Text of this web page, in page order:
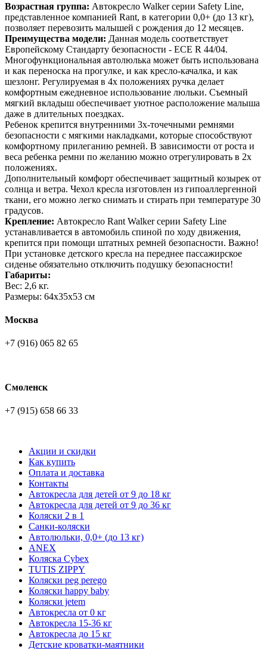
Возрастная группа: Автокресло Walker серии Safety Line,
представленное компанией Rant, в категории 0,0+ (до 13 кг),
позволяет перевозить малышей с рождения до 12 месяцев.
Преимущества модели: Данная модель соответствует
Европейскому Стандарту безопасности - ECE R 44/04.
Многофункциональная автолюлька может быть использована
и как переноска на прогулке, и как кресло-качалка, и как
шезлонг. Регулируемая в 4х положениях ручка делает
комфортным ежедневное использование люльки. Съемный
мягкий вкладыш обеспечивает уютное расположение малыша
даже в длительных поездках.
Ребенок крепится внутренними 3х-точечными ремнями
безопасности с мягкими накладками, которые способствуют
комфортному прилеганию ремней. В зависимости от роста и
веса ребенка ремни по желанию можно отрегулировать в 2х
положениях.
Дополнительный комфорт обеспечивает защитный козырек от
солнца и ветра. Чехол кресла изготовлен из гипоаллергенной
ткани, его можно легко снимать и стирать при температуре 30
градусов.
Крепление: Автокресло Rant Walker серии Safety Line
устанавливается в автомобиль спиной по ходу движения,
крепится при помощи штатных ремней безопасности. Важно!
При установке детского кресла на переднее пассажирское
сиденье обязательно отключить подушку безопасности!
Габариты:
Вес: 2,6 кг.
Размеры: 64x35x53 см
Москва
+7 (916) 065 82 65
Смоленск
+7 (915) 658 66 33
Акции и скидки
Как купить
Оплата и доставка
Контакты
Автокресла для детей от 9 до 18 кг
Автокресла для детей от 9 до 36 кг
Коляски 2 в 1
Санки-коляски
Автолюльки, 0,0+ (до 13 кг)
ANEX
Коляска Cybex
TUTIS ZIPPY
Коляски peg perego
Коляски happy baby
Коляски jetem
Автокресла от 0 кг
Автокресла 15-36 кг
Автокресла до 15 кг
Детские кроватки-маятники